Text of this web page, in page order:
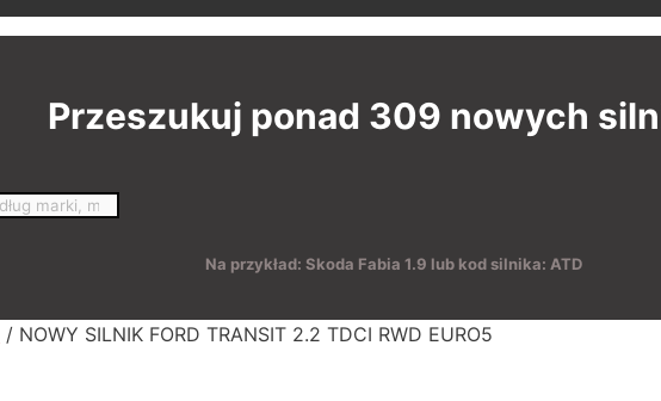
Przeszukuj ponad 309 nowych
Na przykład: Skoda Fabia 1.9 lub kod silnika: ATD
/ NOWY SILNIK FORD TRANSIT 2.2 TDCI RWD EURO5